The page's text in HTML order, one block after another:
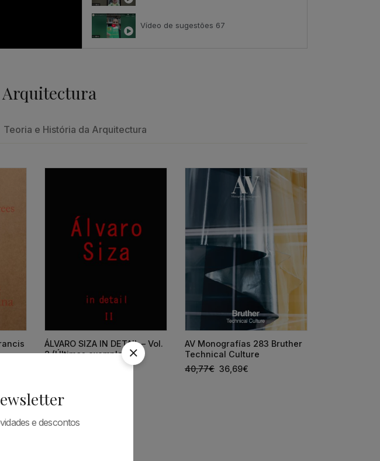
Vídeo de sugestões 67
Arquitectura
Teoria e História da Arquitectura
ÁLVARO SIZA IN DETAIL – Vol.
2 (Últimos exemplares)
AV Monografías 283 Bruther
Technical Culture
40,77€ 36,69€
e descontos